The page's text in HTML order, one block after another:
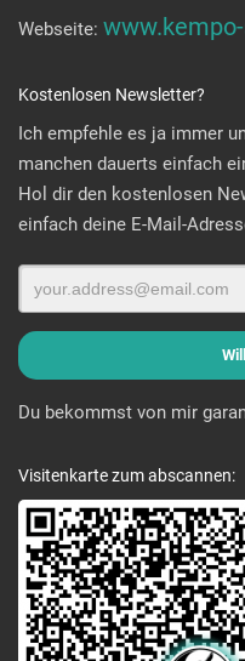
Webseite:
Kostenlosen Newsletter?
Ich empfehle es ja immer
manchen dauerts einfach
Hol dir den kostenlosen
einfach deine E-Mail-
Du bekommst von mir
Visitenkarte zum abscannen: